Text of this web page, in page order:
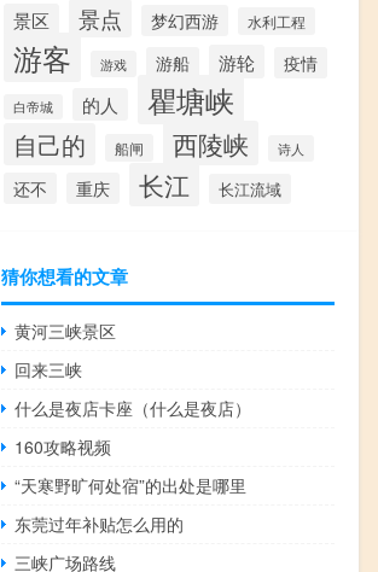
景区
景点 梦幻西游 水利工程
游客 游戏 游船 游轮 疫情
白帝城 的人 瞿塘峡
自己的 船闸 西陵峡 诗人
还不 重庆 长江 长江流域
猜你想看的文章
黄河三峡景区
回来三峡
什么是夜店卡座（什么是夜店）
160攻略视频
“天寒野旷何处宿”的出处是哪里
东莞过年补贴怎么用的
三峡广场路线